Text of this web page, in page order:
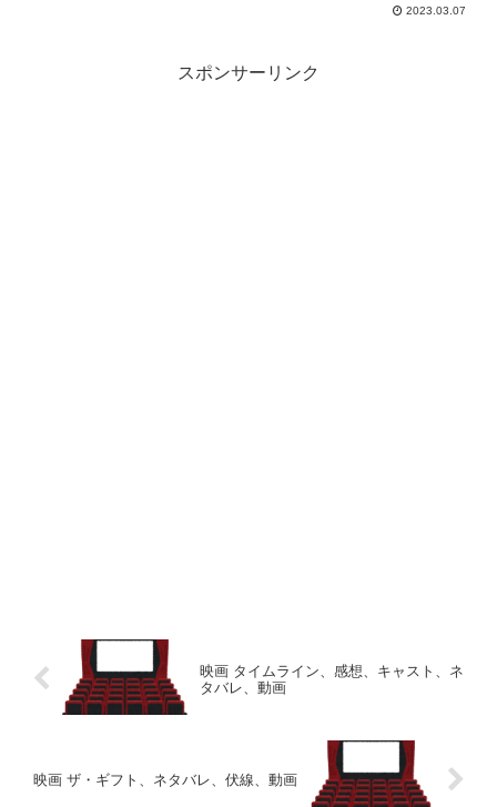
2023.03.07
スポンサーリンク
映画 タイムライン、感想、キャスト、ネ
タバレ、動画
映画 ザ・ギフト、ネタバレ、伏線、動画